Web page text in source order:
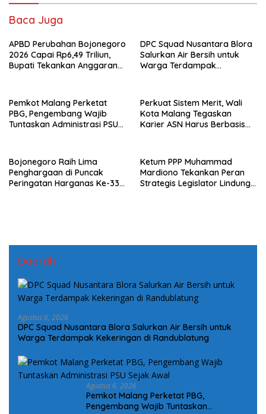
Baca Juga
APBD Perubahan Bojonegoro
2026 Capai Rp6,49 Triliun,
Bupati Tekankan Anggaran
DPC Squad Nusantara Blora
Salurkan Air Bersih untuk
Warga Terdampak
Pemkot Malang Perketat
PBG, Pengembang Wajib
Tuntaskan Administrasi PSU
Perkuat Sistem Merit, Wali
Kota Malang Tegaskan
Karier ASN Harus Berbasis
Bojonegoro Raih Lima
Penghargaan di Puncak
Peringatan Harganas Ke-33
Ketum PPP Muhammad
Mardiono Tekankan Peran
Strategis Legislator Lindungi
Daerah
Agustus 6, 2026
DPC Squad Nusantara Blora Salurkan Air Bersih untuk
Warga Terdampak Kekeringan di Randublatung
Agustus 6, 2026
Pemkot Malang Perketat PBG,
Pengembang Wajib Tuntaskan